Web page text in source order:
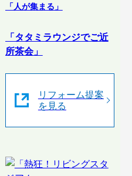
「人が集まる」
「タタミラウンジでご近
所茶会」
リフォーム提案
を見る